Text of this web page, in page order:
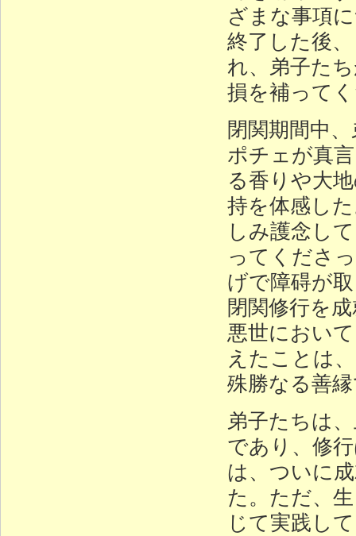
ざまな事項
終了した後
れ、弟子た
損を補って
閉関期間中
ポチェが真
る香りや大
持を体感し
しみ護念し
ってくださ
げで障碍が
閉関修行を
悪世におい
えたことは
殊勝なる善
弟子たちは
であり、修
は、ついに
た。ただ、
じて実践し